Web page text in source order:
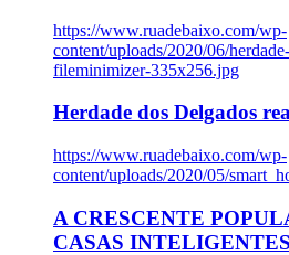
https://www.ruadebaixo.com/wp-
content/uploads/2020/06/
fileminimizer-335x256.jpg
Herdade dos Delgados
https://www.ruadebaixo.com/wp-
content/uploads/2020/05/
A CRESCENTE
CASAS INTELIGENTES